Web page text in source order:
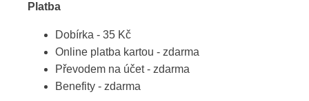
Platba
Dobírka - 35 Kč
Online platba kartou - zdarma
Převodem na účet - zdarma
Benefity - zdarma